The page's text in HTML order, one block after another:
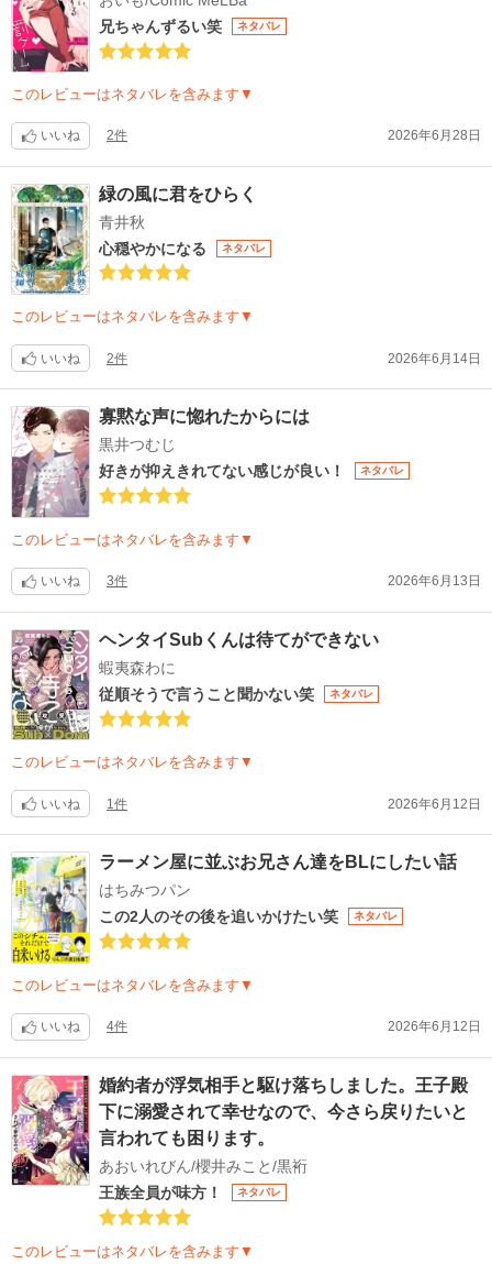
兄ちゃんずるい笑
ネタバレ
このレビューはネタバレを含みます▼
いいね 2件 2026年6月28日
緑の風に君をひらく
青井秋
心穏やかになる
ネタバレ
このレビューはネタバレを含みます▼
いいね 2件 2026年6月14日
寡黙な声に惚れたからには
黒井つむじ
好きが抑えきれてない感じが良い！
ネタバレ
このレビューはネタバレを含みます▼
いいね 3件 2026年6月13日
ヘンタイSubくんは待てができない
蝦夷森わに
従順そうで言うこと聞かない笑
ネタバレ
このレビューはネタバレを含みます▼
いいね 1件 2026年6月12日
ラーメン屋に並ぶお兄さん達をBLにしたい話
はちみつパン
この2人のその後を追いかけたい笑
ネタバレ
このレビューはネタバレを含みます▼
いいね 4件 2026年6月12日
婚約者が浮気相手と駆け落ちしました。王子殿
下に溺愛されて幸せなので、今さら戻りたいと
言われても困ります。
あおいれびん/櫻井みこと/黒裄
王族全員が味方！
ネタバレ
このレビューはネタバレを含みます▼